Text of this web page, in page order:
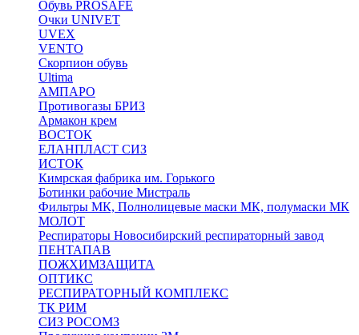
Обувь PROSAFE
Очки UNIVET
UVEX
VENTO
Скорпион обувь
Ultima
АМПАРО
Противогазы БРИЗ
Армакон крем
ВОСТОК
ЕЛАНПЛАСТ СИЗ
ИСТОК
Кимрская фабрика им. Горького
Ботинки рабочие Мистраль
Фильтры МК, Полнолицевые маски МК, полумаски МК
МОЛОТ
Респираторы Новосибирский респираторный завод
ПЕНТАПАВ
ПОЖХИМЗАЩИТА
ОПТИКС
РЕСПИРАТОРНЫЙ КОМПЛЕКС
ТК РИМ
СИЗ РОСОМЗ